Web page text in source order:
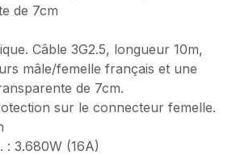
de 7cm
Câble 3G2.5, longueur 10m,
mâle/femelle français et une
de 7cm.
sur le connecteur femelle.
: 3.680W (16A)